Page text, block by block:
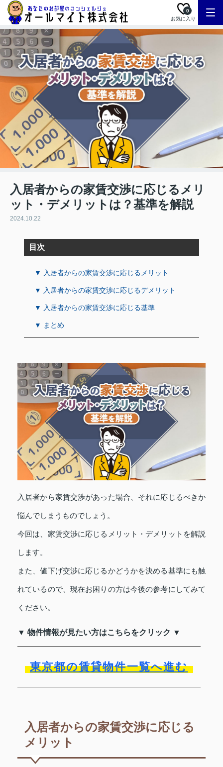
お気に入り
0
入居者からの家賃交渉に応じるメリ
ット・デメリットは？基準を解説
2024.10.22
目次
▼ 入居者からの家賃交渉に応じるメリット
▼ 入居者からの家賃交渉に応じるデメリット
▼ 入居者からの家賃交渉に応じる基準
▼ まとめ
入居者から家賃交渉があった場合、それに応じるべきか
悩んでしまうものでしょう。
今回は、家賃交渉に応じるメリット・デメリットを解説
します。
また、値下げ交渉に応じるかどうかを決める基準にも触
れているので、現在お困りの方は今後の参考にしてみて
ください。
▼ 物件情報が見たい方はこちらをクリック ▼
東京都の賃貸物件一覧へ進む
入居者からの家賃交渉に応じる
メリット